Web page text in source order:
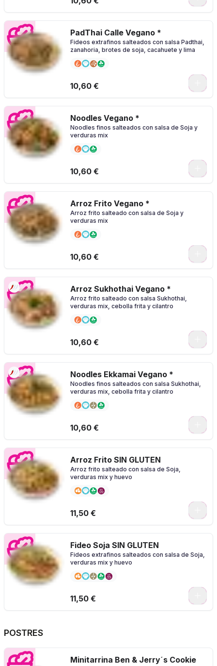
PadThai Calle Vegano *
Fideos extrafinos salteados con salsa Padthai,
zanahoria, brotes de soja, cacahuete y lima
10,60 €
Noodles Vegano *
Noodles finos salteados con salsa de Soja y
verduras mix
10,60 €
Arroz Frito Vegano *
Arroz frito salteado con salsa de Soja y
verduras mix
10,60 €
Arroz Sukhothai Vegano *
Arroz frito salteado con salsa Sukhothai,
verduras mix, cebolla frita y cilantro
10,60 €
Noodles Ekkamai Vegano *
Noodles finos salteados con salsa Sukhothai,
verduras mix, cebolla frita y cilantro
10,60 €
Arroz Frito SIN GLUTEN
Arroz frito salteado con salsa de Soja,
verduras mix y huevo
11,50 €
Fideo Soja SIN GLUTEN
Fideos extrafinos salteados con salsa de Soja,
verduras mix y huevo
11,50 €
POSTRES
Minitarrina Ben & Jerry´s Cookie